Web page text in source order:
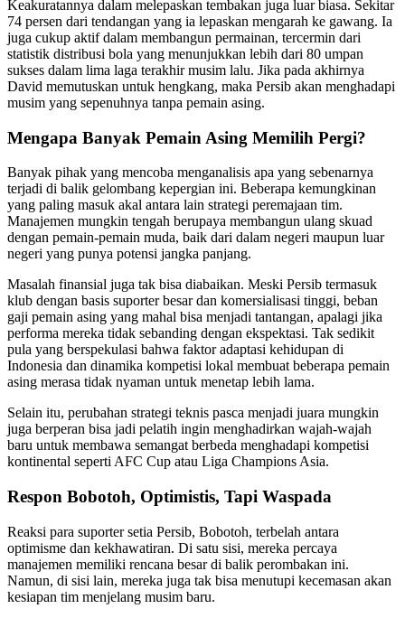
Keakuratannya dalam melepaskan tembakan juga luar biasa. Sekitar
74 persen dari tendangan yang ia lepaskan mengarah ke gawang. Ia
juga cukup aktif dalam membangun permainan, tercermin dari
statistik distribusi bola yang menunjukkan lebih dari 80 umpan
sukses dalam lima laga terakhir musim lalu. Jika pada akhirnya
David memutuskan untuk hengkang, maka Persib akan menghadapi
musim yang sepenuhnya tanpa pemain asing.
Mengapa Banyak Pemain Asing Memilih Pergi?
Banyak pihak yang mencoba menganalisis apa yang sebenarnya
terjadi di balik gelombang kepergian ini. Beberapa kemungkinan
yang paling masuk akal antara lain strategi peremajaan tim.
Manajemen mungkin tengah berupaya membangun ulang skuad
dengan pemain-pemain muda, baik dari dalam negeri maupun luar
negeri yang punya potensi jangka panjang.
Masalah finansial juga tak bisa diabaikan. Meski Persib termasuk
klub dengan basis suporter besar dan komersialisasi tinggi, beban
gaji pemain asing yang mahal bisa menjadi tantangan, apalagi jika
performa mereka tidak sebanding dengan ekspektasi. Tak sedikit
pula yang berspekulasi bahwa faktor adaptasi kehidupan di
Indonesia dan dinamika kompetisi lokal membuat beberapa pemain
asing merasa tidak nyaman untuk menetap lebih lama.
Selain itu, perubahan strategi teknis pasca menjadi juara mungkin
juga berperan bisa jadi pelatih ingin menghadirkan wajah-wajah
baru untuk membawa semangat berbeda menghadapi kompetisi
kontinental seperti AFC Cup atau Liga Champions Asia.
Respon Bobotoh, Optimistis, Tapi Waspada
Reaksi para suporter setia Persib, Bobotoh, terbelah antara
optimisme dan kekhawatiran. Di satu sisi, mereka percaya
manajemen memiliki rencana besar di balik perombakan ini.
Namun, di sisi lain, mereka juga tak bisa menutupi kecemasan akan
kesiapan tim menjelang musim baru.